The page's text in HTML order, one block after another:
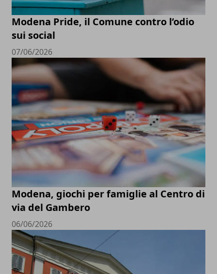
Modena Pride, il Comune contro l’odio
sui social
07/06/2026
Modena, giochi per famiglie al Centro di
via del Gambero
06/06/2026